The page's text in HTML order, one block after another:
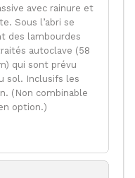
avec rainure et
Sous l’abri se
des lambourdes
autoclave (58
qui sont prévu
sol. Inclusifs les
(Non combinable
option.)